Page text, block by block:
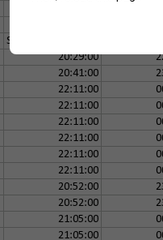
Starts
20:29:00
20:41:00
22:11:00
22:11:00
22:11:00
22:11:00
22:11:00
22:11:00
20:52:00
20:52:00
21:05:00
21:05:00